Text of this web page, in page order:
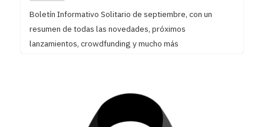
Boletín Informativo Solitario de septiembre, con un
resumen de todas las novedades, próximos
lanzamientos, crowdfunding y mucho más